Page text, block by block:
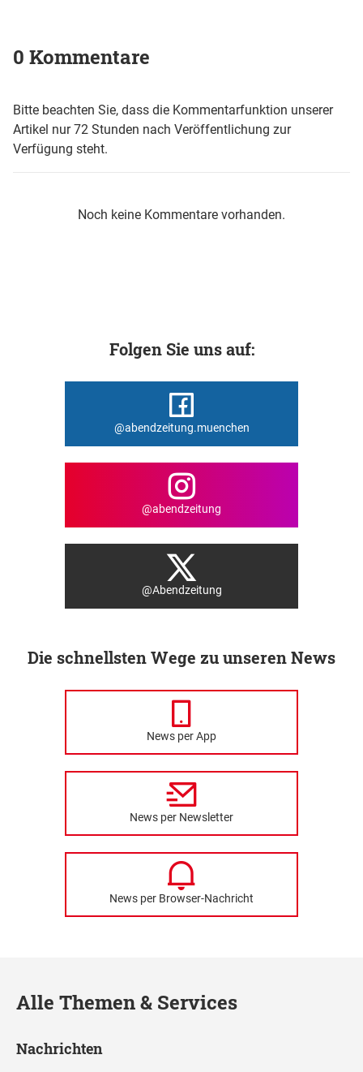
0 Kommentare
Bitte beachten Sie, dass die Kommentarfunktion unserer
Artikel nur 72 Stunden nach Veröffentlichung zur
Verfügung steht.
Noch keine Kommentare vorhanden.
Folgen Sie uns auf:
@abendzeitung.muenchen
@abendzeitung
@Abendzeitung
Die schnellsten Wege zu unseren News
News per App
News per Newsletter
News per Browser-Nachricht
Alle Themen & Services
Nachrichten